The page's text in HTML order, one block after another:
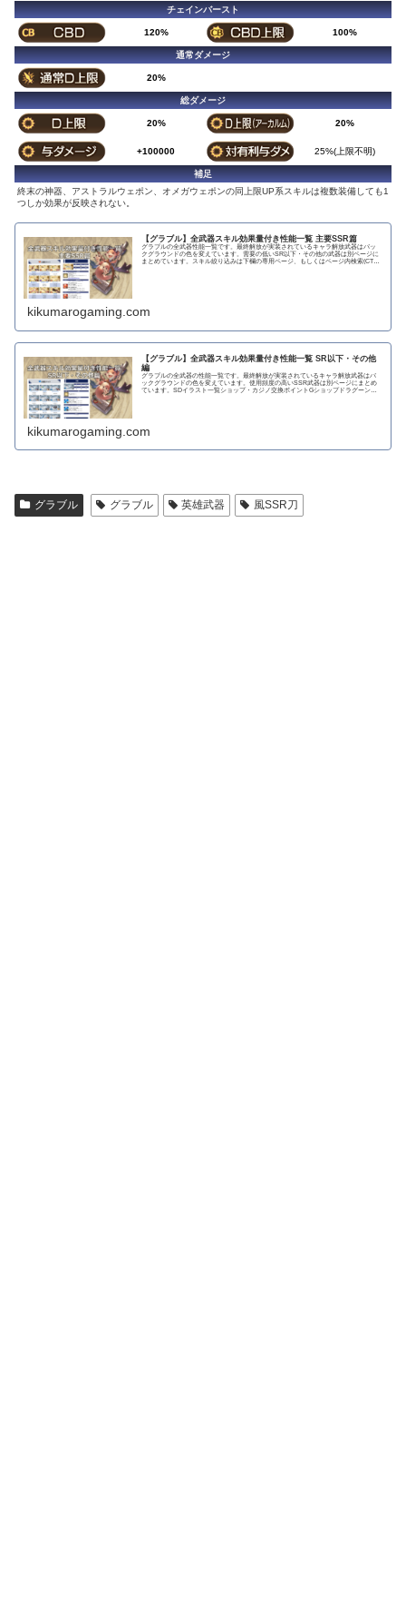
チェインバースト
120% 100%
通常ダメージ
20%
総ダメージ
20% 20%
+100000 25%(上限不明)
補足
終末の神器、アストラルウェポン、オメガウェポンの同上限UP系スキルは複数装備しても1
つしか効果が反映されない。
【グラブル】全武器スキル効果量付き性能一覧 主要SSR篇
グラブルの全武器性能一覧です。最終解放が実装されているキャラ解放武器はバッ
クグラウンドの色を変えています。需要の低いSR以下・その他の武器は別ページに
まとめています。スキル絞り込みは下欄の専用ページ、もしくはページ内検索(CTRL
kikumarogaming.com
【グラブル】全武器スキル効果量付き性能一覧 SR以下・その他
編
グラブルの全武器の性能一覧です。最終解放が実装されているキャラ解放武器はバ
ックグラウンドの色を変えています。使用頻度の高いSSR武器は別ページにまとめ
ています。SDイラスト一覧ショップ・カジノ交換ポイントGショップドラグーンラ
kikumarogaming.com
グラブル グラブル 英雄武器 風SSR刀